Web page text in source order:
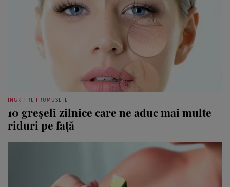
ÎNGRIJIRE FRUMUSEȚE
10 greşeli zilnice care ne aduc mai multe
riduri pe faţă